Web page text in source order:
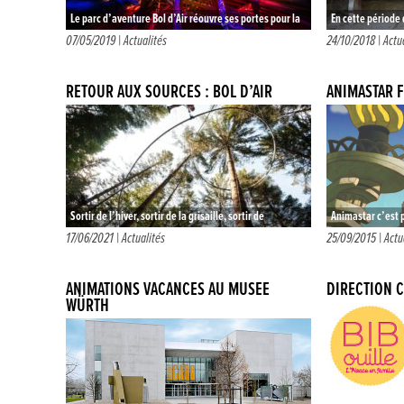
Le parc d’aventure Bol d’Air réouvre ses portes pour la
belle saison et une évasion grandeur nature !
07/05/2019 |Actualités
En cette période
d’Alsace fait la
24/10/2018 |
RETOUR AUX SOURCES : BOL D’AIR
Sortir de l’hiver, sortir de la grisaille, sortir de
l’isolement bref, SORTIR ! Retourner aux sources de
17/06/2021 |Actualités
ANIMASTAR
Animastar c’est
courts métrages
25/09/2015 |
ANIMATIONS VACANCES AU MUSÉE
WÜRTH
DIRECTION